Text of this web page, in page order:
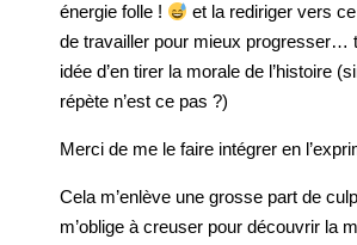
énergie folle !
et la rediriger vers
de travailler pour mieux progresser…
idée d’en tirer la morale de l’histoire
répète n’est ce pas ?)
Merci de me le faire intégrer en
Cela m’enlève une grosse part de
m’oblige à creuser pour découvrir la